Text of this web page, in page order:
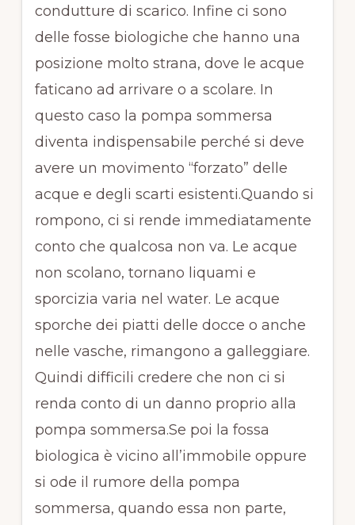
condutture di scarico. Infine ci sono
delle fosse biologiche che hanno una
posizione molto strana, dove le acque
faticano ad arrivare o a scolare. In
questo caso la pompa sommersa
diventa indispensabile perché si deve
avere un movimento “forzato” delle
acque e degli scarti esistenti.Quando si
rompono, ci si rende immediatamente
conto che qualcosa non va. Le acque
non scolano, tornano liquami e
sporcizia varia nel water. Le acque
sporche dei piatti delle docce o anche
nelle vasche, rimangono a galleggiare.
Quindi difficili credere che non ci si
renda conto di un danno proprio alla
pompa sommersa.Se poi la fossa
biologica è vicino all’immobile oppure
si ode il rumore della pompa
sommersa, quando essa non parte,